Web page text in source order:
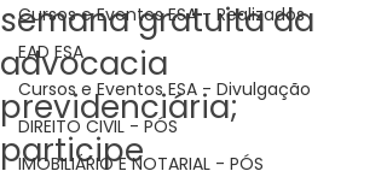
Cursos e Eventos ESA - Realizados
EAD ESA
Cursos e Eventos ESA - Divulgação
DIREITO CIVIL - PÓS
IMOBILIÁRIO E NOTARIAL - PÓS
semana gratuita da
advocacia
previdenciária;
participe